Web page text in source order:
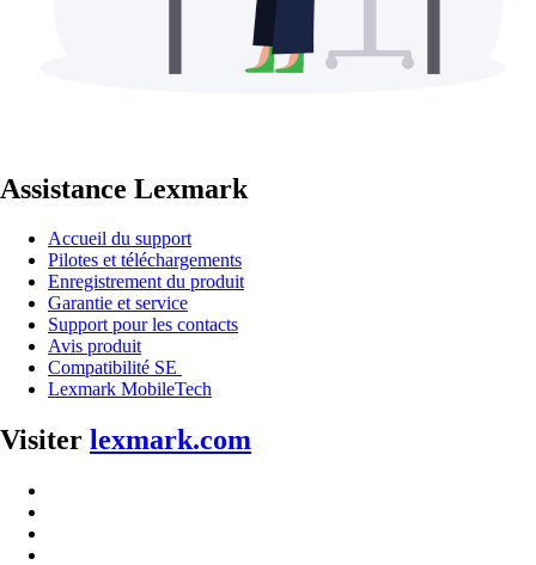
Assistance Lexmark
Accueil du support
Pilotes et téléchargements
Enregistrement du produit
Garantie et service
Support pour les contacts
Avis produit
Compatibilité SE
Lexmark MobileTech
Visiter lexmark.com